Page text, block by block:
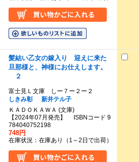
髪結い乙女の嫁入り 迎えに来た
旦那様と、神様にお仕えします。
２
富士見Ｌ文庫 しー７ー２ー２
しきみ彰
新井テル子
ＫＡＤＯＫＡＷＡ (文庫)
【2024年07月発売】 ISBNコード 9
784040752198
748円
在庫状況：在庫あり（1～2日で出荷）